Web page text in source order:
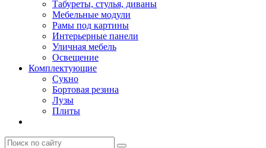
Табуреты, стулья, диваны
Мебельные модули
Рамы под картины
Интерьерные панели
Уличная мебель
Освещение
Комплектующие
Сукно
Бортовая резина
Лузы
Плиты